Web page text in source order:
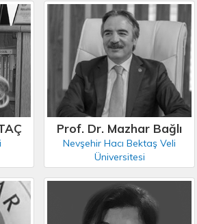
Prof. Dr. Mazhar Bağlı
Nevşehir Hacı Bektaş Veli
Üniversitesi